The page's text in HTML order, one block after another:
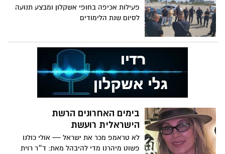
פעילות אכיפה בחופי אשקלון ומבצע תנועה
לסיום שנת הלימודים
בימים האחרונים הרשת
הישראלית רועשת
לא טראמפ מכר את ישראל — אולי כולנו
פשוט מיהרנו מדי להיבהל מאת: ד״ר רוית